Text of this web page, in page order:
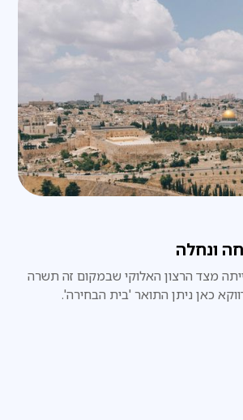
ונחלה
מצד הרצון האלוקי שבמקום זה תשרה
כאן ניתן התואר 'בית הבחירה'.